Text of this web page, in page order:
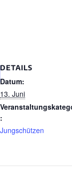
DETAILS
Datum:
13. Juni
:
Jungschützen